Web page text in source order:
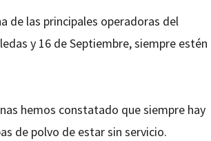
de las principales operadoras del
y 16 de Septiembre, siempre estén
hemos constatado que siempre hay
de polvo de estar sin servicio.